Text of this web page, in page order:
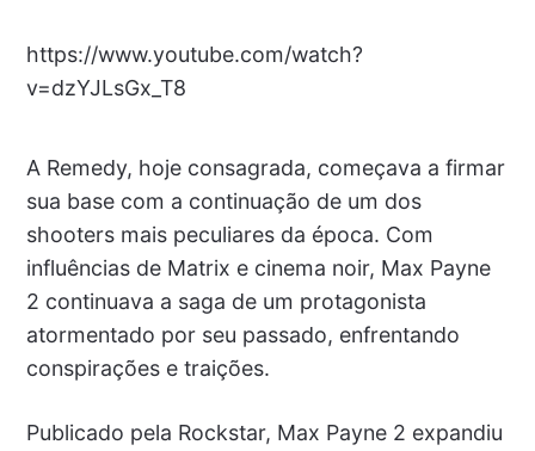
https://www.youtube.com/watch?
v=dzYJLsGx_T8
A Remedy, hoje consagrada, começava a firmar
sua base com a continuação de um dos
shooters mais peculiares da época. Com
influências de Matrix e cinema noir, Max Payne
2 continuava a saga de um protagonista
atormentado por seu passado, enfrentando
conspirações e traições.
Publicado pela Rockstar, Max Payne 2 expandiu